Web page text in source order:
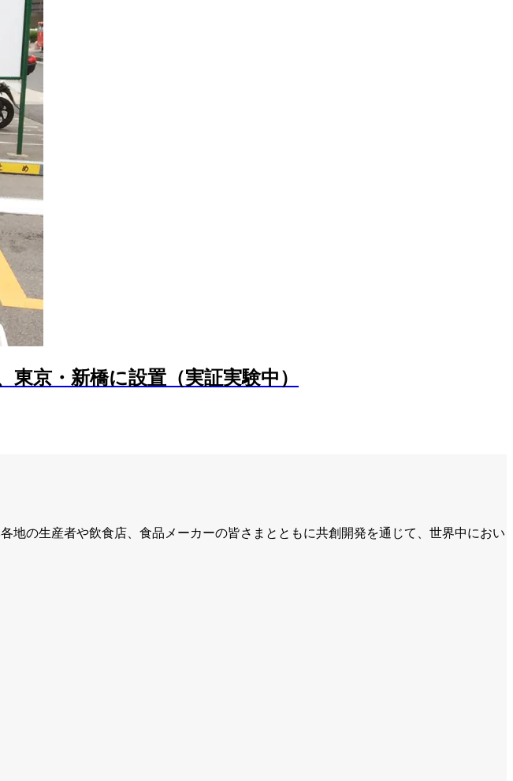
京・新橋に設置（実証実験中）
の生産者や飲食店、食品メーカーの皆さまとともに共創開発を通じて、世界中におい